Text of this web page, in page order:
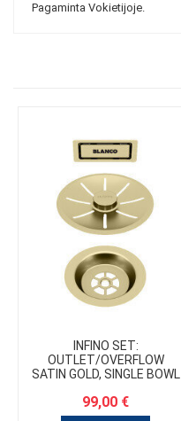
Pagaminta Vokietijoje.
INFINO SET:
OUTLET/OVERFLOW
SATIN GOLD, SINGLE BOWL
99,00 €